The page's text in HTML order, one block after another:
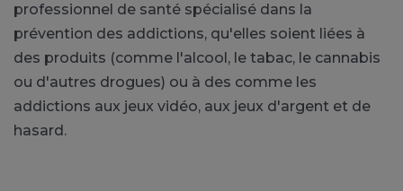
professionnel de santé spécialisé dans la
prévention des addictions, qu'elles soient liées à
des produits (comme l'alcool, le tabac, le cannabis
ou d'autres drogues) ou à des comme les
addictions aux jeux vidéo, aux jeux d'argent et de
hasard.